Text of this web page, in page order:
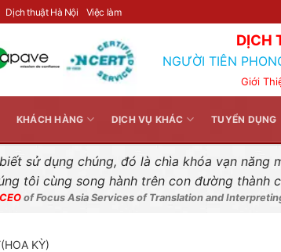
Dịch thuật Hà Nội Việc làm
DỊCH
NGƯỜI TIÊN
Giới
KHÁCH HÀNG DỊCH VỤ KHÁC TUYỂN DỤNG
sử dụng chúng, đó là chìa khóa vạn năng
tôi cùng song hành trên con đường thành
CEOof Focus Asia Services of Translation and
KỲ)
Liên hệ nhanh